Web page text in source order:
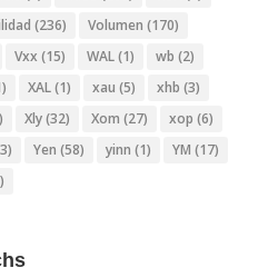
(236) Volumen (170)
Vxx (15) WAL(1) wb (2)
XAL(1) xau (5) xhb (3)
Xly(32) Xom (27) xop (6)
Yen (58) yinn (1) YM (17)